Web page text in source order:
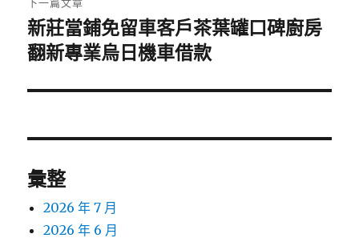
下
一
文
新莊當鋪免留車客戶茶葉罐口碑廚房
翻新專業烏日機車借款
彙整
2026 年 7 月
2026 年 6 月